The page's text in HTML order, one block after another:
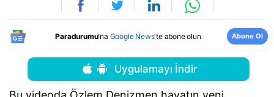
Paradurumu'na Google News'te abone olun Abone Ol
Uygulamayı İndir